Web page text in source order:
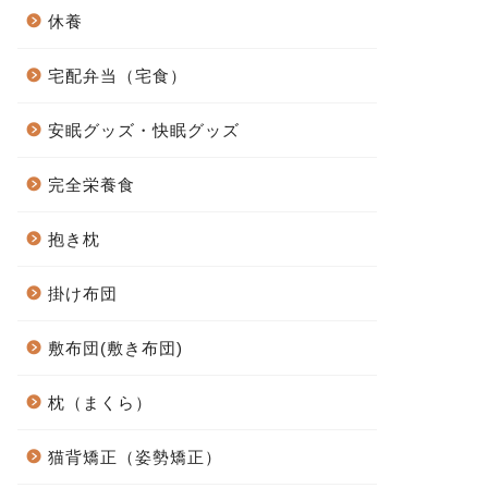
休養
宅配弁当（宅食）
安眠グッズ・快眠グッズ
完全栄養食
抱き枕
掛け布団
敷布団(敷き布団)
枕（まくら）
猫背矯正（姿勢矯正）